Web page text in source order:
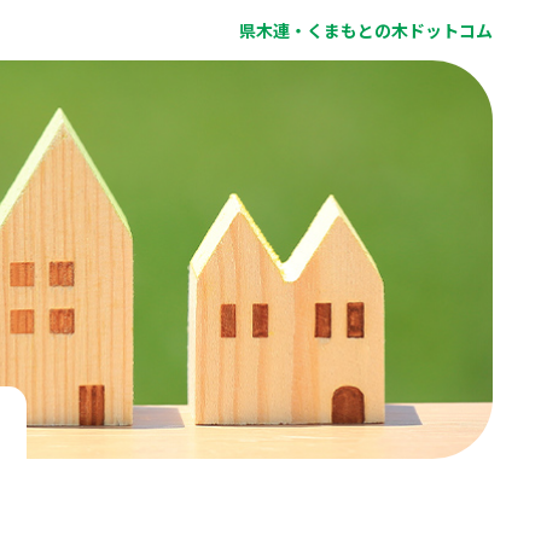
県木連・くまもとの木ドットコム